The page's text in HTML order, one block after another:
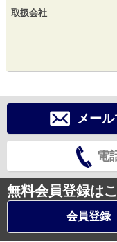
取扱会社
メー
電
無料会員登録は
会員登録